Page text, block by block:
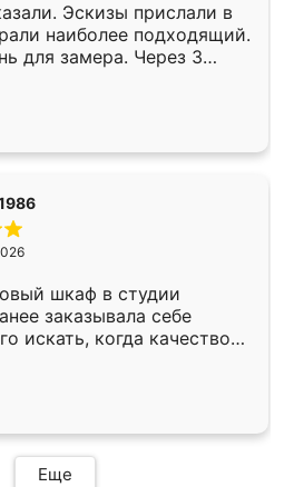
Эскизы прислали в
наиболее подходящий.
для замера. Через 3
уже готова. Остались
Спасибо Ренессанс
работу!
шкаф в студии
заказывала себе
искать, когда качеством
Служит кухня уже почти
нет.
Еще